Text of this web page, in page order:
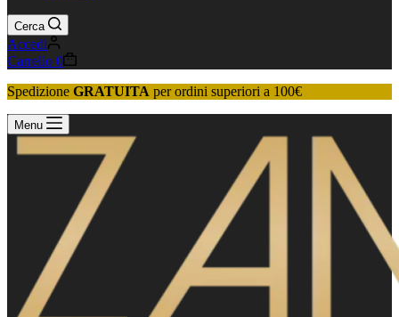
Cerca
Accedi
Carrello 0
Spedizione GRATUITA per ordini superiori a 100€
Menu